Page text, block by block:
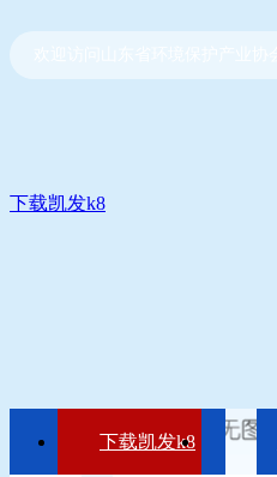
下载凯发k8
下载凯发k8